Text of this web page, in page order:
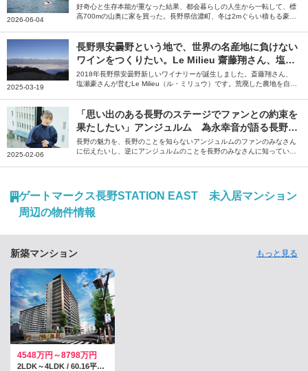
2026-06-04
好奇心と生存本能が重なった結果、都会暮らしの人生から一転して、標
高700mの山奥に家を買った。長野県信濃町、冬は2mぐらい積もる豪雪
舎暮らしについて綴っていただきました。
2025-03-19
長野県安曇野という地で、世界の名産地に負けない
ワインをつくりたい。Le Milieu 齋藤翔さん、塩瀬
豪さん【ジモトグラフィー】
2018年長野県安曇野新しいワイナリーが誕生しました。斎藤翔さん、
塩瀬豪さんが営むLe Milieu（ル・ミリュウ）です。荒廃した農地を自分
理想の暮らしがかなう安曇野の魅力について、斎藤さん、塩瀬さんに伺
いました。
2025-02-06
「思い出のある長野のステージでファンとの約束を
果たしたい」アンジュルム 為永幸音が語る長野の
魅力
長野の魅力を、長野のことを知らないアンジュルムのファンのみなさん
に伝えたいし、逆にアンジュルムのことを長野のみなさんに知っていた
ゲートマークス長野STATION EAST 未入居マンション
周辺の物件情報
新築マンション もっと見る
4548万円～8798万円
2LDK～4LDK / 60.16平米～98.33平米